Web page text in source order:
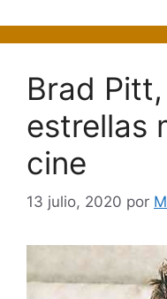
Brad
estrellas
cine
13 julio, 2020 por